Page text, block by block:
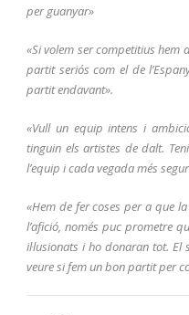
per guanyar»
«Si volem ser competitius hem
partit seriós com el de
partit endavant».
«Vull un equip intens i
tinguin els artistes de dalt.
l’equip i cada vegada més
«Hem de fer coses per a que
l’afició, només puc prometre
il·lusionats i ho donaran tot.
veure si fem un bon partit per